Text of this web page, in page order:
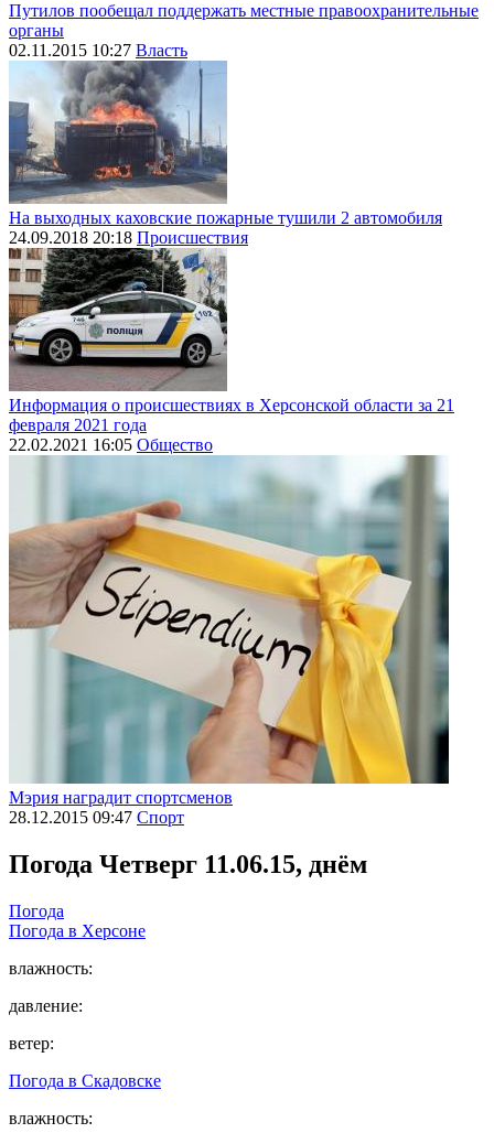
Путилов пообещал поддержать местные правоохранительные
органы
02.11.2015 10:27 Власть
На выходных каховские пожарные тушили 2 автомобиля
24.09.2018 20:18 Происшествия
Информация о происшествиях в Херсонской области за 21
февраля 2021 года
22.02.2021 16:05 Общество
Мэрия наградит спортсменов
28.12.2015 09:47 Спорт
Погода Четверг 11.06.15, днём
Погода
Погода в Херсоне
влажность:
давление:
ветер:
Погода в Скадовске
влажность: